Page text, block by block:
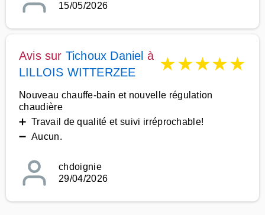
15/05/2026
Avis sur Tichoux Daniel à
LILLOIS WITTERZEE
★★★★★
Nouveau chauffe-bain et nouvelle régulation
chaudière
➕ Travail de qualité et suivi irréprochable!
➖ Aucun.
chdoignie
29/04/2026